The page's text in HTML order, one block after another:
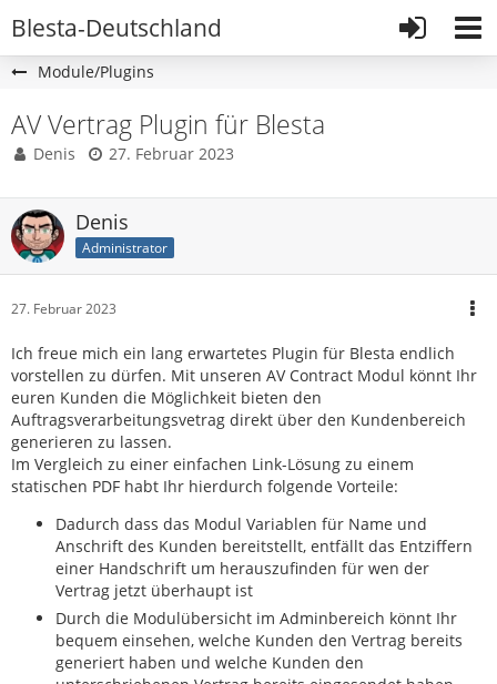
Blesta-Deutschland
Module/Plugins
AV Vertrag Plugin für Blesta
Denis 27. Februar 2023
Denis
Administrator
27. Februar 2023
Ich freue mich ein lang erwartetes Plugin für Blesta endlich
vorstellen zu dürfen. Mit unseren AV Contract Modul könnt Ihr
euren Kunden die Möglichkeit bieten den
Auftragsverarbeitungsvetrag direkt über den Kundenbereich
generieren zu lassen.
Im Vergleich zu einer einfachen Link-Lösung zu einem
statischen PDF habt Ihr hierdurch folgende Vorteile:
Dadurch dass das Modul Variablen für Name und
Anschrift des Kunden bereitstellt, entfällt das Entziffern
einer Handschrift um herauszufinden für wen der
Vertrag jetzt überhaupt ist
Durch die Modulübersicht im Adminbereich könnt Ihr
bequem einsehen, welche Kunden den Vertrag bereits
generiert haben und welche Kunden den